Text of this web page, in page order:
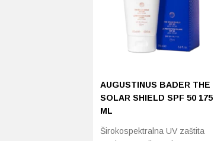
AUGUSTINUS BADER THE
SOLAR SHIELD SPF 50 175
ML
Širokospektralna UV zaštita